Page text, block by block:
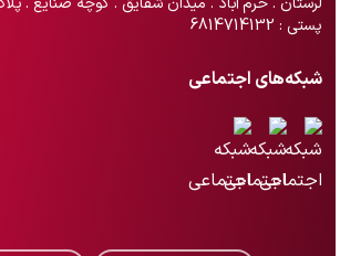
پستی : 6814714132
شبکه‌های اجتماعی